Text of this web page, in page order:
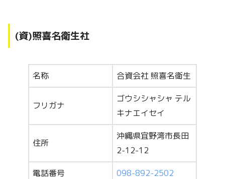
(資)照喜名衛生社
名称 合資会社 照喜名衛生
フリガナ
ゴウシシャシャ テル
キナエイセイ
住所
沖縄県宜野湾市長田
2-12-12
電話番号 098-892-2502